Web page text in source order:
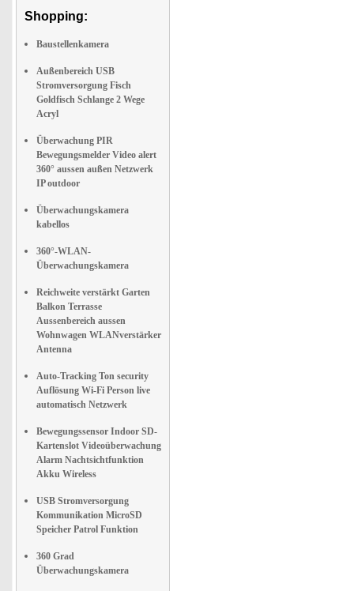
Shopping:
Baustellenkamera
Außenbereich USB
Stromversorgung Fisch
Goldfisch Schlange 2 Wege
Acryl
Überwachung PIR
Bewegungsmelder Video alert
360° aussen außen Netzwerk
IP outdoor
Überwachungskamera
kabellos
360°-WLAN-
Überwachungskamera
Reichweite verstärkt Garten
Balkon Terrasse
Aussenbereich aussen
Wohnwagen WLANverstärker
Antenna
Auto-Tracking Ton security
Auflösung Wi-Fi Person live
automatisch Netzwerk
Bewegungssensor Indoor SD-
Kartenslot Videoüberwachung
Alarm Nachtsichtfunktion
Akku Wireless
USB Stromversorgung
Kommunikation MicroSD
Speicher Patrol Funktion
360 Grad
Überwachungskamera